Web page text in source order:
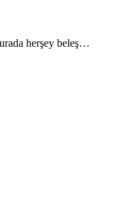
herşey beleş…